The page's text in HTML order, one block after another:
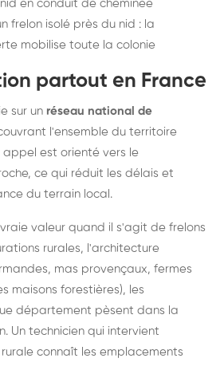
en conduit de cheminée
frelon isolé près du nid : la
mobilise toute la colonie
partout en France
sur un réseau national de
l'ensemble du territoire
est orienté vers le
ce qui réduit les délais et
du terrain local.
valeur quand il s'agit de frelons
rurales, l'architecture
mas provençaux, fermes
maisons forestières), les
département pèsent dans la
Un technicien qui intervient
connaît les emplacements